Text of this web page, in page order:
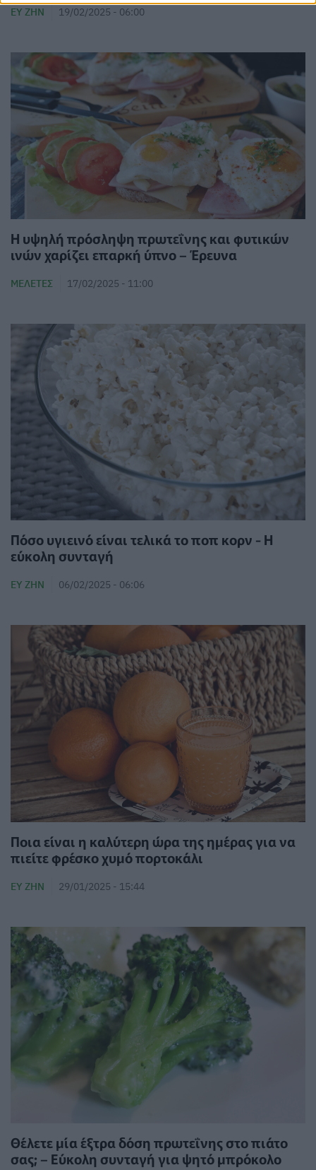
ΕΥ ΖΗΝ 19/02/2025 - 06:00
Η υψηλή πρόσληψη πρωτεΐνης και φυτικών
ινών χαρίζει επαρκή ύπνο – Έρευνα
ΜΕΛΈΤΕΣ 17/02/2025 - 11:00
Πόσο υγιεινό είναι τελικά το ποπ κορν - Η
εύκολη συνταγή
ΕΥ ΖΗΝ 06/02/2025 - 06:06
Ποια είναι η καλύτερη ώρα της ημέρας για να
πιείτε φρέσκο χυμό πορτοκάλι
ΕΥ ΖΗΝ 29/01/2025 - 15:44
Θέλετε μία έξτρα δόση πρωτεΐνης στο πιάτο
σας; – Εύκολη συνταγή για ψητό μπρόκολο